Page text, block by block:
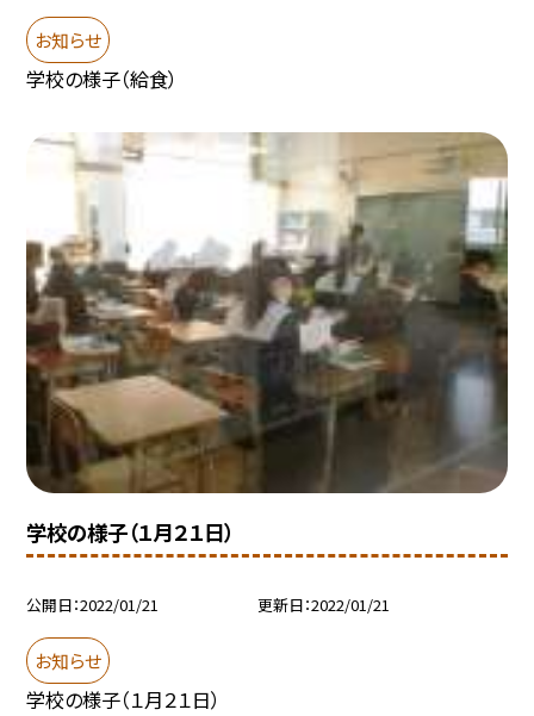
お知らせ
学校の様子（給食）
学校の様子（１月２１日）
公開日 2022/01/21 更新日 2022/01/21
お知らせ
学校の様子（１月２１日）